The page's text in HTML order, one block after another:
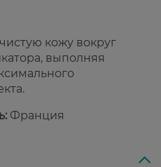
кожу вокруг
выполняя
Франция